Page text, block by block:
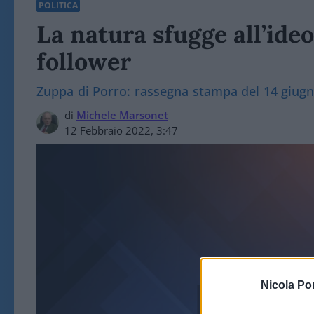
Nicola
POLITICA
La natura sfugge
follower
Zuppa di Porro: rassegna stampa del 14
di Michele Marsonet
12 Febbraio 2022, 3:47